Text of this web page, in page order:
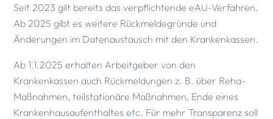
Seit 2023 gilt bereits das verpflichtende eAU-Verfahren.
Ab 2025 gibt es weitere Rückmeldegründe und
Änderungen im Datenaustausch mit den Krankenkassen.
Ab 1.1.2025 erhalten Arbeitgeber von den
Krankenkassen auch Rückmeldungen z. B. über Reha-
Maßnahmen, teilstationäre Maßnahmen, Ende eines
Krankenhausaufenthaltes etc. Für mehr Transparenz soll